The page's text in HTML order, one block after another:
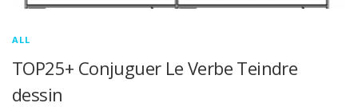
ALL
TOP25+ Conjuguer Le Verbe Teindre
dessin